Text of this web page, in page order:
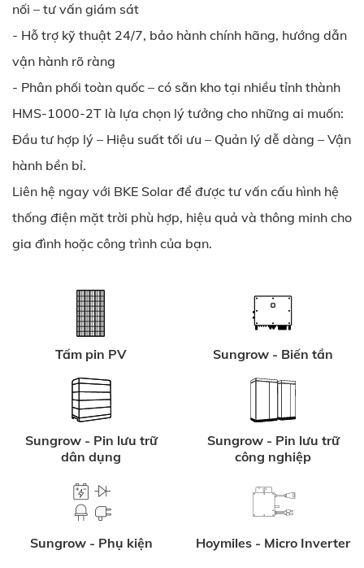
nối – tư vấn giám sát
- Hỗ trợ kỹ thuật 24/7, bảo hành chính hãng, hướng dẫn
vận hành rõ ràng
- Phân phối toàn quốc – có sẵn kho tại nhiều tỉnh thành
HMS-1000-2T là lựa chọn lý tưởng cho những ai muốn:
Đầu tư hợp lý – Hiệu suất tối ưu – Quản lý dễ dàng – Vận
hành bền bỉ.
Liên hệ ngay với BKE Solar để được tư vấn cấu hình hệ
thống điện mặt trời phù hợp, hiệu quả và thông minh cho
gia đình hoặc công trình của bạn.
Tấm pin PV Sungrow - Biến tần
Sungrow - Pin lưu trữ
dân dụng
Sungrow - Pin lưu trữ
công nghiệp
Sungrow - Phụ kiện Hoymiles - Micro Inverter